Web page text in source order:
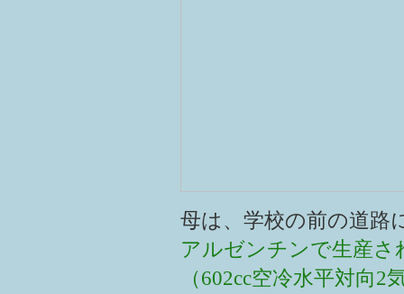
母は、学校の前の道路
アルゼンチンで生産さ
（602cc空冷水平対向